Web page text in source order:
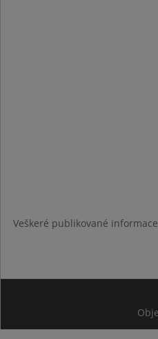
Veškeré publikované